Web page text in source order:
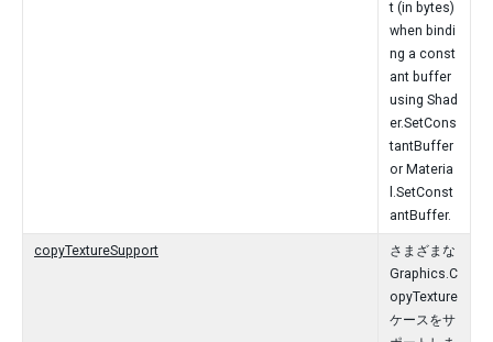
t (in bytes)
when bindi
ng a const
ant buffer
using Shad
er.SetCons
tantBuffer
or Materia
l.SetConst
antBuffer.
copyTextureSupport
さまざまな
Graphics.C
opyTexture
ケースをサ